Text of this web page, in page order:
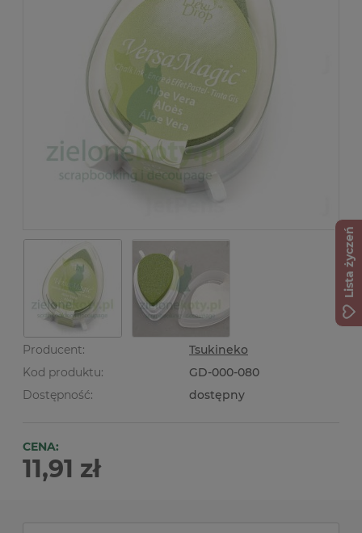
Producent:
Tsukineko
Kod produktu:
GD-000-080
Dostępność:
dostępny
CENA:
11,91 zł
Lista życzeń